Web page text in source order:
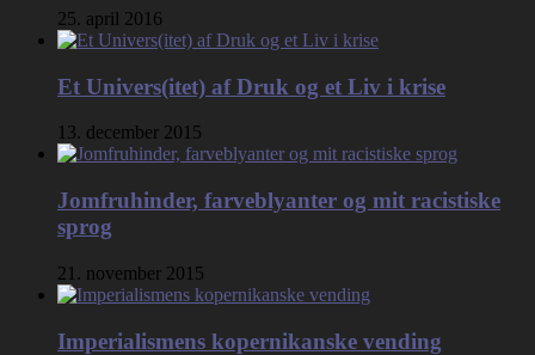
25. april 2016
Et Univers(itet) af Druk og et Liv i krise
13. december 2015
Jomfruhinder, farveblyanter og mit racistiske
sprog
21. november 2015
Imperialismens kopernikanske vending